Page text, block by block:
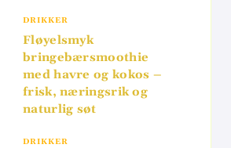
DRIKKER
Fløyelsmyk
bringebærsmoothie
med havre og kokos –
frisk, næringsrik og
naturlig søt
DRIKKER